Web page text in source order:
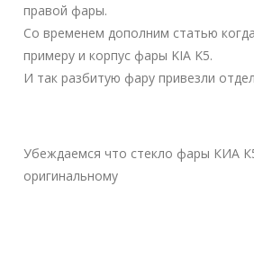
правой фары.
Со временем дополним статью
примеру и корпус фары KIA K5.
И так разбитую фару привезли
Убеждаемся что стекло фары КИА
оригинальному